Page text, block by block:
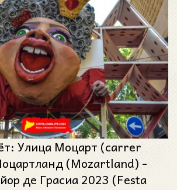
Улица Моцарт (carrer
(Mozartland) -
де Грасиа 2023 (Festa